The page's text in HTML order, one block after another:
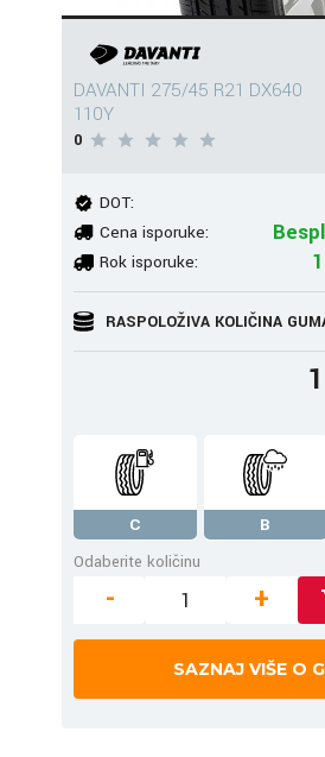
DAVANTI 275/45 R21 DX640
110Y
0
DOT:
Cena isporuke:
Rok isporuke:
RASPOLOŽIVA KOLIČINA
C B
Odaberite količinu
- +
SAZNAJ VIŠE O